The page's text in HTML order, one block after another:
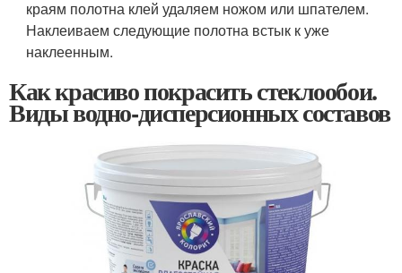
краям полотна клей удаляем ножом или шпателем.
Наклеиваем следующие полотна встык к уже
наклеенным.
Как красиво покрасить стеклообои.
Виды водно-дисперсионных составов